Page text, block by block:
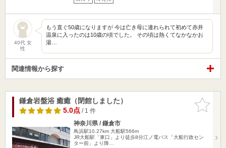
40代 女
性
もう直ぐ50歳になりますが 今は亡き母に連れられて初めて赤井
温泉に入ったのは10歳の頃でした。 その頃は熱くてなかなかお
湯…
関連情報から探す
お気に入
りに追加
鎌倉岩盤浴 癒癒（閉館しました）
5.0点/ 1 件
神奈川県 / 鎌倉市
鳥浜駅10.27km 大船駅566m
JR大船駅「東口」より徒歩8分江ノ電バス「大船行政セン
ター前」より降…